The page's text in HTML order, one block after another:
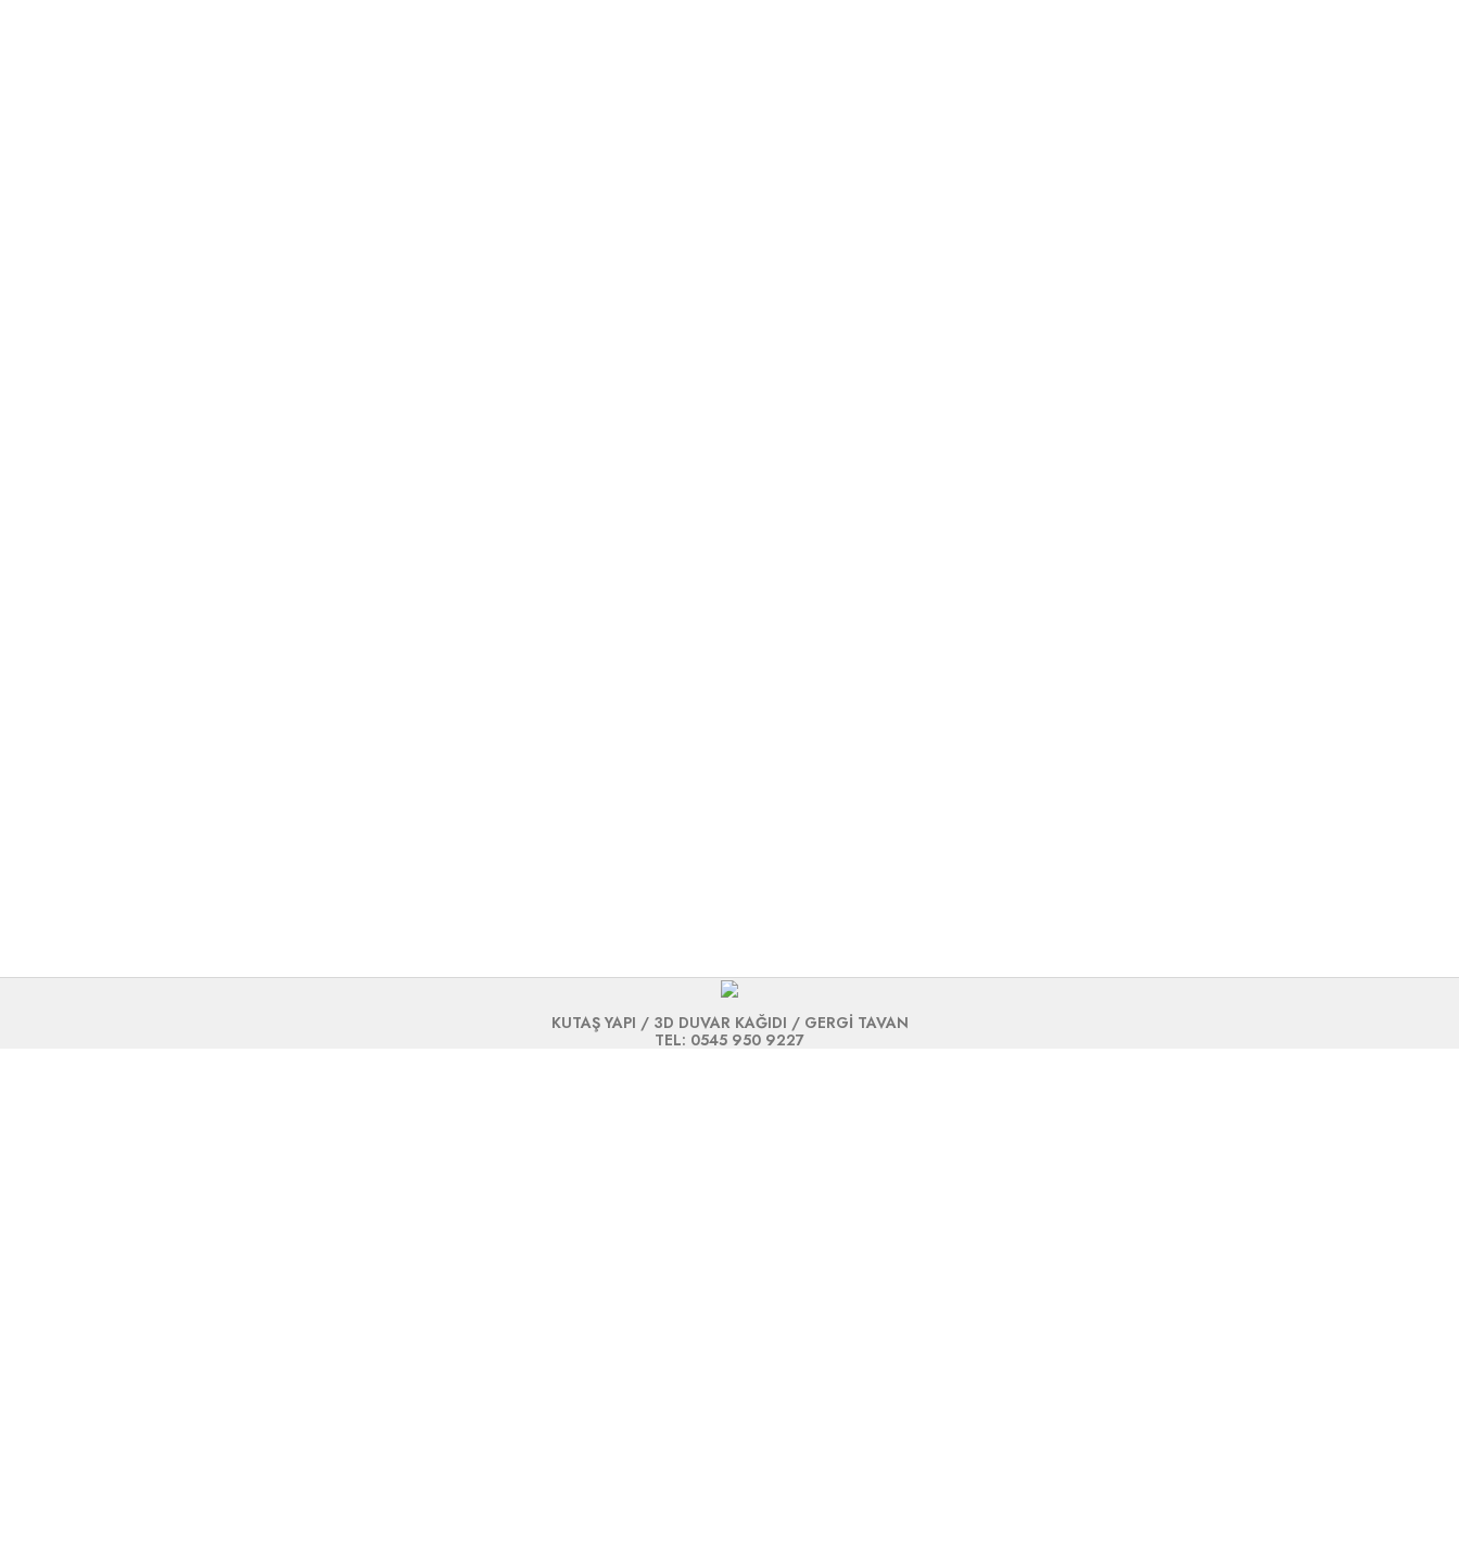
KUTAŞ YAPI / 3D DUVAR KAĞIDI / GERGİ TAVAN
TEL: 0545 950 9227